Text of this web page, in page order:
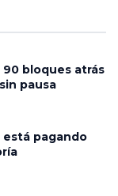
90 bloques atrás
pausa
pagando